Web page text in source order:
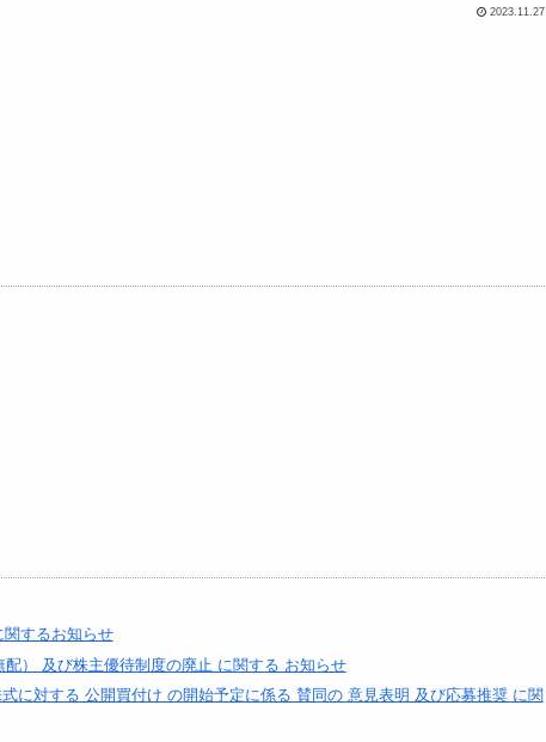
2023.11.27
するお知らせ
） 及び株主優待制度の廃止 に関する お知らせ
に対する 公開買付け の開始予定に係る 賛同の 意見表明 及び応募推奨 に関